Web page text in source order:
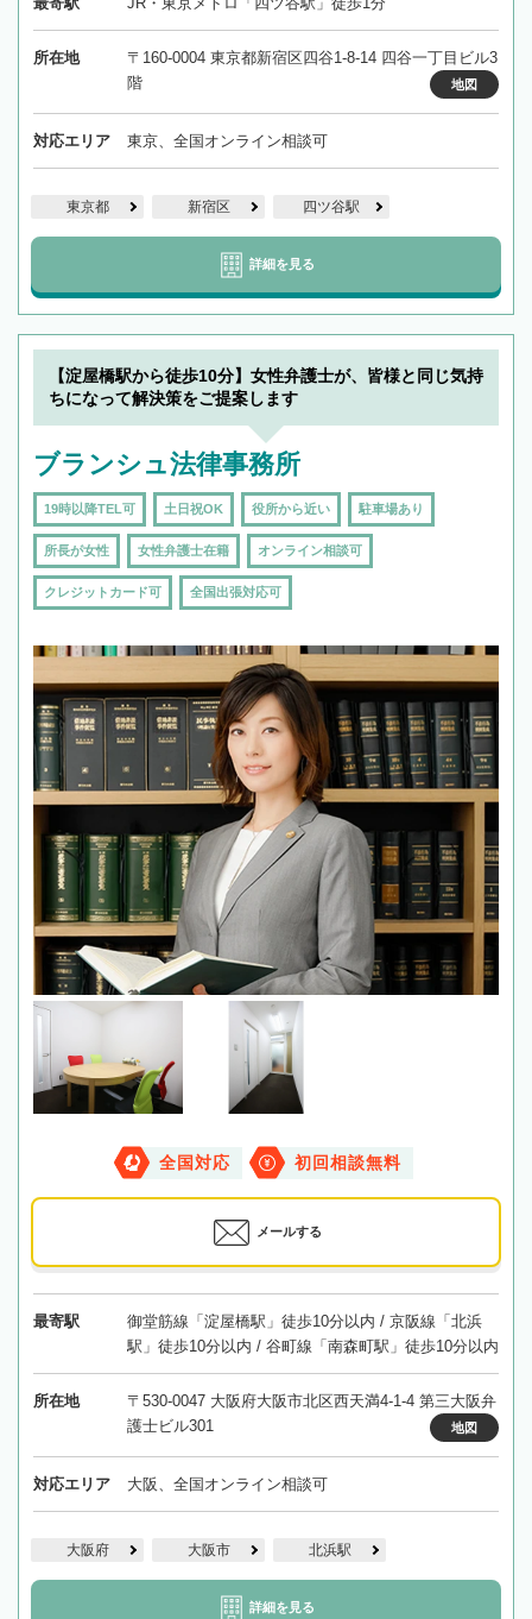
所在地
〒160-0004 東京都新宿区四谷1-8-14 四谷一丁目ビル3
階
地図
対応エリア 東京、全国オンライン相談可
東京都 新宿区 四ツ谷駅
詳細を見る
【淀屋橋駅から徒歩10分】女性弁護士が、皆様と同じ気持
ちになって解決策をご提案します
ブランシュ法律事務所
19時以降TEL可 土日祝OK 役所から近い 駐車場あり
所長が女性 女性弁護士在籍 オンライン相談可
クレジットカード可 全国出張対応可
全国対応 初回相談無料
メールする
最寄駅
御堂筋線「淀屋橋駅」徒歩10分以内 / 京阪線「北浜
駅」徒歩10分以内 / 谷町線「南森町駅」徒歩10分以内
所在地
〒530-0047 大阪府大阪市北区西天満4-1-4 第三大阪弁
護士ビル301
地図
対応エリア 大阪、全国オンライン相談可
大阪府 大阪市 北浜駅
詳細を見る